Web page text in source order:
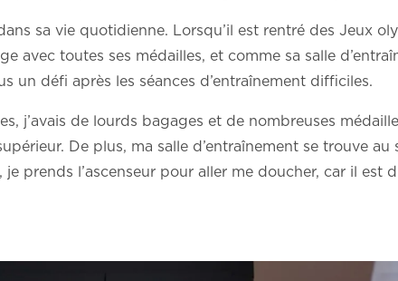
sa vie quotidienne. Lorsqu’il est rentré des Jeux
avec toutes ses médailles, et comme sa salle
un défi après les séances d’entraînement difficiles.
j’avais de lourds bagages et de nombreuses
De plus, ma salle d’entraînement se trouve au
prends l’ascenseur pour aller me doucher, car il est